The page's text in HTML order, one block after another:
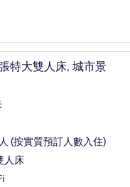
熨斗/熨衫板、免費嬰兒床、
尊貴客房,
特大雙人床, 城市景
(按實質預訂人數入住)
人床